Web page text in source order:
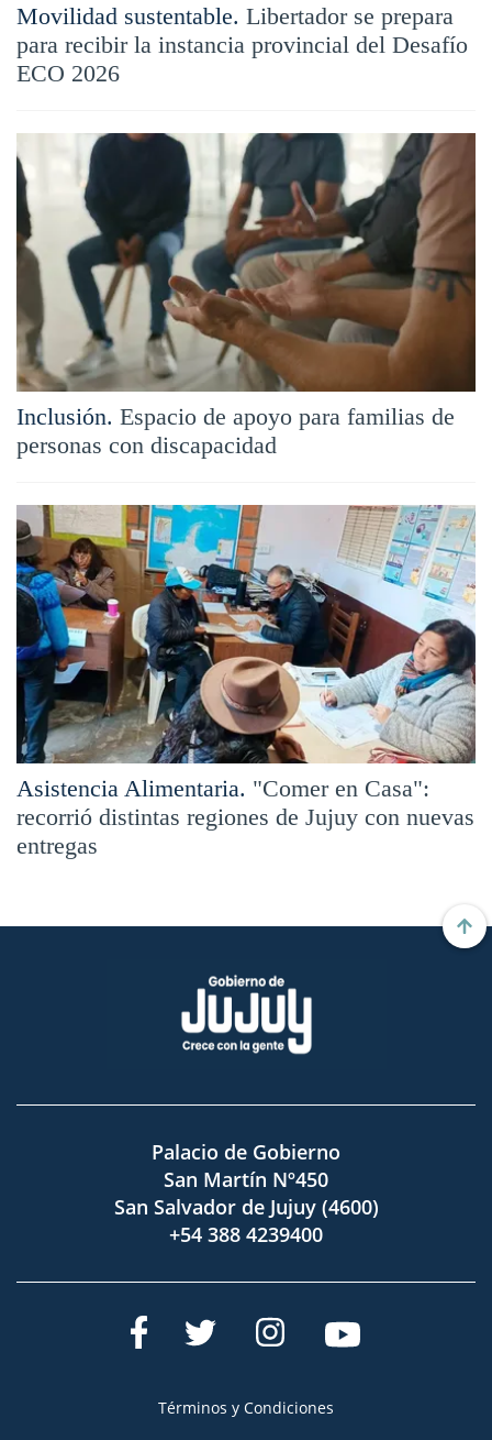
Movilidad sustentable. Libertador se prepara
para recibir la instancia provincial del Desafío
ECO 2026
Inclusión. Espacio de apoyo para familias de
personas con discapacidad
Asistencia Alimentaria. "Comer en Casa":
recorrió distintas regiones de Jujuy con nuevas
entregas
Palacio de Gobierno
San Martín Nº450
San Salvador de Jujuy (4600)
+54 388 4239400
Términos y Condiciones